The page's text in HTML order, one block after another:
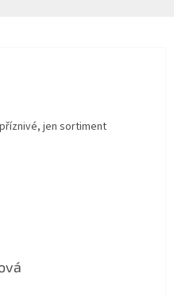
4 z 5 hvězdiček.
jen sortiment
5 z 5 hvězdiček.
5 z 5 hvězdiček.